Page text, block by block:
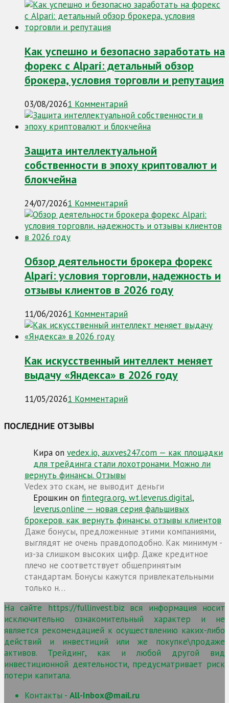
Как успешно и безопасно заработать на
форекс с Alpari: детальный обзор
брокера, условия торговли и репутация
03/08/20261 Комментарий
Защита интеллектуальной
собственности в эпоху криптовалют и
блокчейна
24/07/20261 Комментарий
Обзор деятельности брокера форекс
Alpari: условия торговли, надежность и
отзывы клиентов в 2026 году
11/06/20261 Комментарий
Как искусственный интеллект меняет
выдачу «Яндекса» в 2026 году
11/05/20261 Комментарий
ПОСЛЕДНИЕ ОТЗЫВЫ
Кира on vedex.io, auxves247.com — как площадки
для трейдинга стали лохотронами. Можно ли
вернуть финансы. Отзывы
Vedex это скам, не выводит деньги
Ерошкин on fintegra.org, wt.leverus.digital,
leverus.online — новая серия фальшивых
брокеров. как вернуть финансы. отзывы клиентов
Даже бонусы, предложенные этими компаниями,
выглядят не очень правдоподобно. Как минимум -
из-за слишком высоких цифр. Даже кредитное
плечо не соответствует общепринятым
стандартам. Бонусы кажутся привлекательными
только н…
На сайте https://fullinvest.biz вся информация носит
исключительно ознакомительный характер и не
является рекомендацией к осуществлению каких-либо
действий и инвестиций или же покупке\продаже
активов. Трейдинг, как и любой другой вид
инвестиционной деятельности, предусматривает риск
потери капитала.
Контакты - All-Inbox@mail.ru